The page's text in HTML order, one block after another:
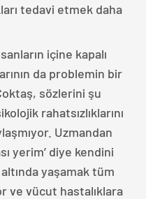
tedavi etmek daha
içine kapalı
da problemin bir
sözlerini şu
rahatsızlıklarını
Uzmandan
yerim’ diye kendini
yaşamak tüm
ve vücut hastalıklara